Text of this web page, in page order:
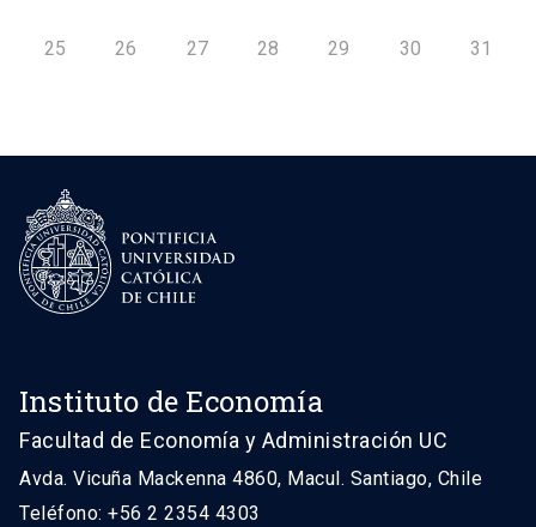
25 26 27 28 29 30 31
Instituto de Economía
Facultad de Economía y Administración UC
Avda. Vicuña Mackenna 4860, Macul. Santiago, Chile
Teléfono: +56 2 2354 4303